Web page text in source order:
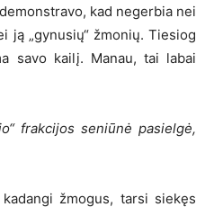
kad negerbia nei
ją „gynusių“ žmonių. Tiesiog
savo kailį. Manau, tai labai
frakcijos seniūnė pasielgė,
žmogus, tarsi siekęs